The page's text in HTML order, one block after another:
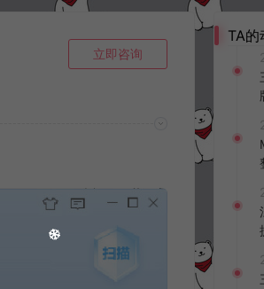
立即咨询
TA的